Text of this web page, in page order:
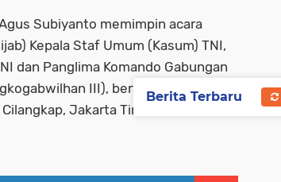
Subiyanto memimpin acara
Kepala Staf Umum (Kasum) TNI,
dan Panglima Komando Gabungan
III), bertempat di Aula
Jakarta Timur. Rabu
Berita Terbaru